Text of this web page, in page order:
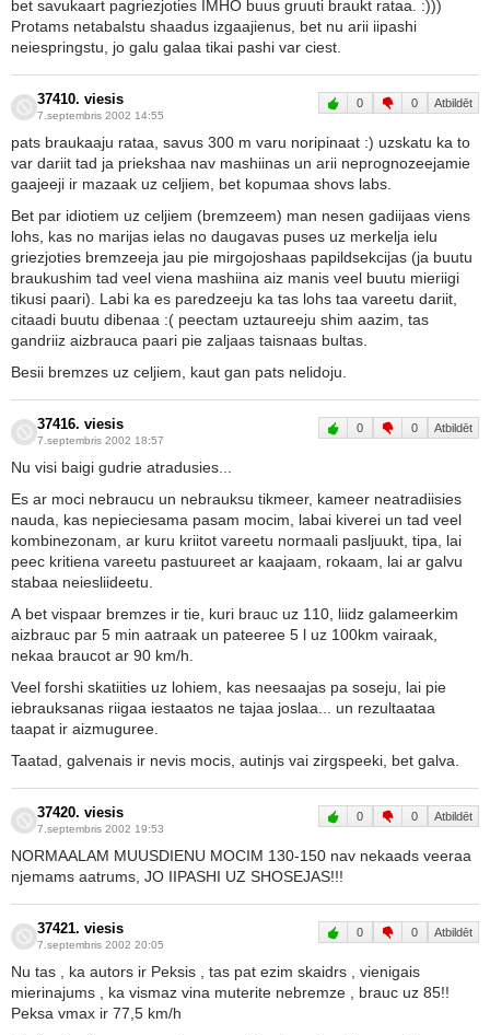
bet savukaart pagriezjoties IMHO buus gruuti braukt rataa. :)))
Protams netabalstu shaadus izgaajienus, bet nu arii iipashi
neiespringstu, jo galu galaa tikai pashi var ciest.
37410. viesis
7.septembris 2002 14:55
0 0 Atbildēt
pats braukaaju rataa, savus 300 m varu noripinaat :) uzskatu ka to
var dariit tad ja priekshaa nav mashiinas un arii neprognozeejamie
gaajeeji ir mazaak uz celjiem, bet kopumaa shovs labs.
Bet par idiotiem uz celjiem (bremzeem) man nesen gadiijaas viens
lohs, kas no marijas ielas no daugavas puses uz merkelja ielu
griezjoties bremzeeja jau pie mirgojoshaas papildsekcijas (ja buutu
braukushim tad veel viena mashiina aiz manis veel buutu mieriigi
tikusi paari). Labi ka es paredzeeju ka tas lohs taa vareetu dariit,
citaadi buutu dibenaa :( peectam uztaureeju shim aazim, tas
gandriiz aizbrauca paari pie zaljaas taisnaas bultas.
Besii bremzes uz celjiem, kaut gan pats nelidoju.
37416. viesis
7.septembris 2002 18:57
0 0 Atbildēt
Nu visi baigi gudrie atradusies...
Es ar moci nebraucu un nebrauksu tikmeer, kameer neatradiisies
nauda, kas nepieciesama pasam mocim, labai kiverei un tad veel
kombinezonam, ar kuru kriitot vareetu normaali pasljuukt, tipa, lai
peec kritiena vareetu pastuureet ar kaajaam, rokaam, lai ar galvu
stabaa neiesliideetu.
A bet vispaar bremzes ir tie, kuri brauc uz 110, liidz galameerkim
aizbrauc par 5 min aatraak un pateeree 5 l uz 100km vairaak,
nekaa braucot ar 90 km/h.
Veel forshi skatiities uz lohiem, kas neesaajas pa soseju, lai pie
iebrauksanas riigaa iestaatos ne tajaa joslaa... un rezultaataa
taapat ir aizmuguree.
Taatad, galvenais ir nevis mocis, autinjs vai zirgspeeki, bet galva.
37420. viesis
7.septembris 2002 19:53
0 0 Atbildēt
NORMAALAM MUUSDIENU MOCIM 130-150 nav nekaads veeraa
njemams aatrums, JO IIPASHI UZ SHOSEJAS!!!
37421. viesis
7.septembris 2002 20:05
0 0 Atbildēt
Nu tas , ka autors ir Peksis , tas pat ezim skaidrs , vienigais
mierinajums , ka vismaz vina muterite nebremze , brauc uz 85!!
Peksa vmax ir 77,5 km/h